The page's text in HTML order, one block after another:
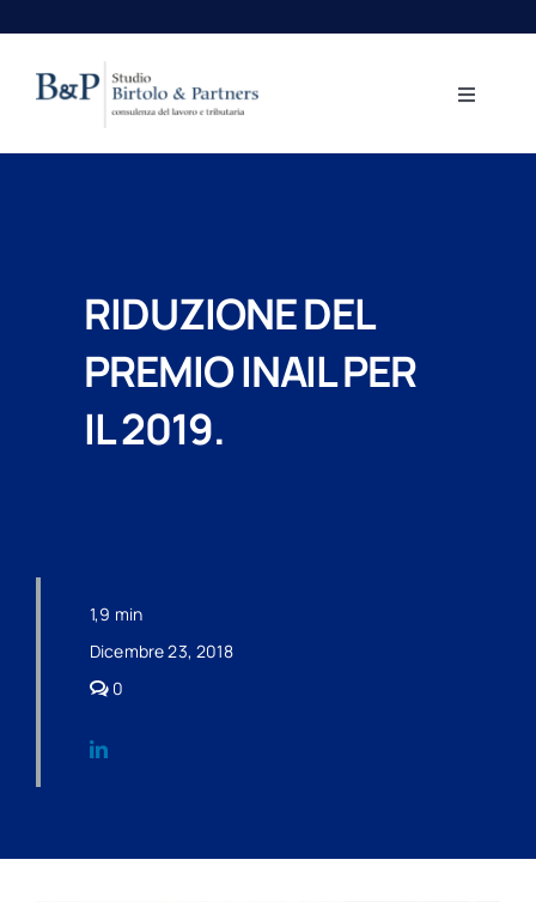
contenuto
Toggle
Home
Lo Studio
Centro Studi
RIDUZIONE DEL
PREMIO INAIL PER
IL 2019.
1,9 min
Dicembre 23, 2018
0